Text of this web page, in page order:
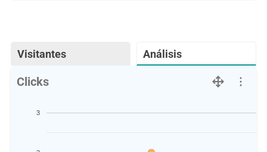
Visitantes Análisis
Clicks
3